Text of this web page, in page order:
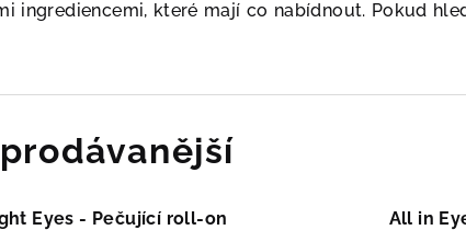
ingrediencemi, které mají co nabídnout. Pokud
Eyes - Pečující roll-on
All in